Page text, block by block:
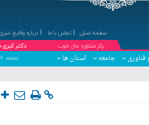
صفحه اصلی تماس با ما
درباره وقایع خبری
۞مرکز مشاوره حال خوب
دکتر کبری درویش پیشه ؛
جامعه استان ها جمعه, ۱۶ مرداد , ۱۴۰۵ برابر با 23 صفر 1448 - Friday, 7 August , 2026